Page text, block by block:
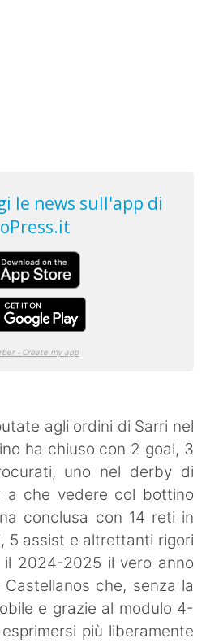
agli ordini di Sarri nel
ha chiuso con 2 goal, 3
uno nel derby di
a che vedere col bottino
conclusa con 14 reti in
5 assist e altrettanti rigori
il 2024-2025 il vero anno
che, senza la
e grazie al modulo 4-
più liberamente